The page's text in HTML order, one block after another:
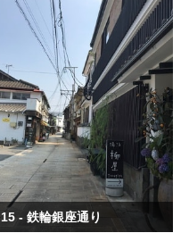
15 - 鉄輪銀座通り